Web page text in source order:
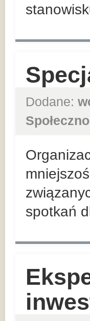
Dodane:
spotkań